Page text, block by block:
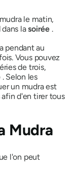
mudrale matin,
dans lasoirée.
pendant au
Vous pouvez
de trois,
. Selon les
un mudraest
afin d'en tirer tous
Mudra
l'on peut